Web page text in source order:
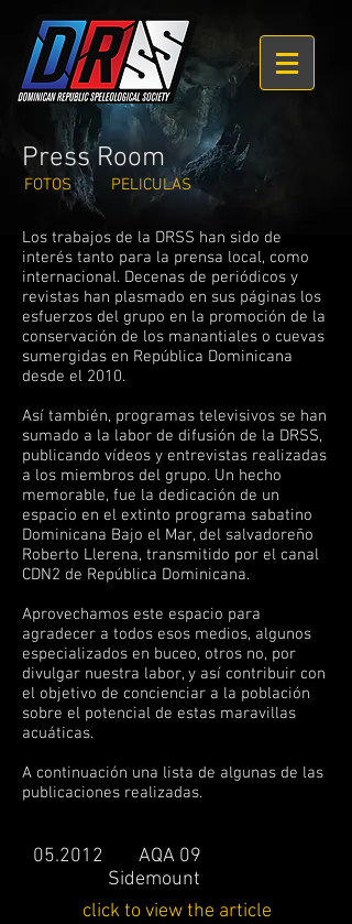
Press Room
FOTOS PELICULAS
Los trabajos de la DRSS han sido de
interés tanto para la prensa local, como
internacional. Decenas de periódicos y
revistas han plasmado en sus páginas los
esfuerzos del grupo en la promoción de la
conservación de los manantiales o cuevas
sumergidas en República Dominicana
desde el 2010.
Así también, programas televisivos se han
sumado a la labor de difusión de la DRSS,
publicando vídeos y entrevistas realizadas
a los miembros del grupo. Un hecho
memorable, fue la dedicación de un
espacio en el extinto programa sabatino
Dominicana Bajo el Mar, del salvadoreño
Roberto Llerena, transmitido por el canal
CDN2 de República Dominicana.
Aprovechamos este espacio para
agradecer a todos esos medios, algunos
especializados en buceo, otros no, por
divulgar nuestra labor, y así contribuir con
el objetivo de concienciar a la población
sobre el potencial de estas maravillas
acuáticas.
A continuación una lista de algunas de las
publicaciones realizadas.
05.2012 AQA 09
Sidemount
click to view the article